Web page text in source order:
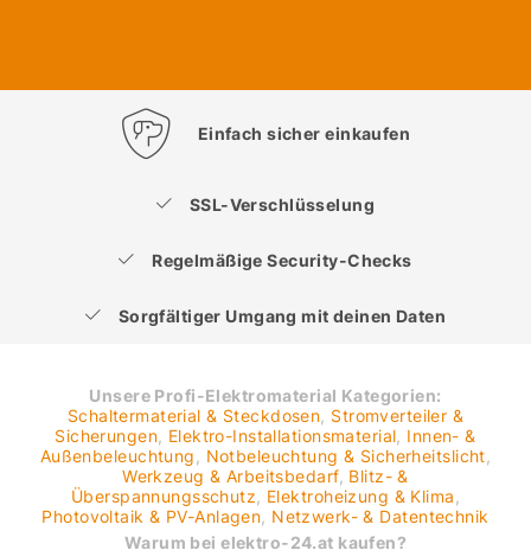
Einfach sicher einkaufen
SSL-Verschlüsselung
Regelmäßige Security-Checks
Sorgfältiger Umgang mit deinen Daten
Unsere Profi-Elektromaterial Kategorien:
Schaltermaterial & Steckdosen Stromverteiler &
Sicherungen Elektro-Installationsmaterial Innen- &
Außenbeleuchtung
Notbeleuchtung & Sicherheitslicht
Werkzeug & Arbeitsbedarf, Blitz- &
Überspannungsschutz
Elektroheizung & Klima
Photovoltaik & PV-Anlagen Netzwerk- & Datentechnik
Warum bei elektro-24.at kaufen?